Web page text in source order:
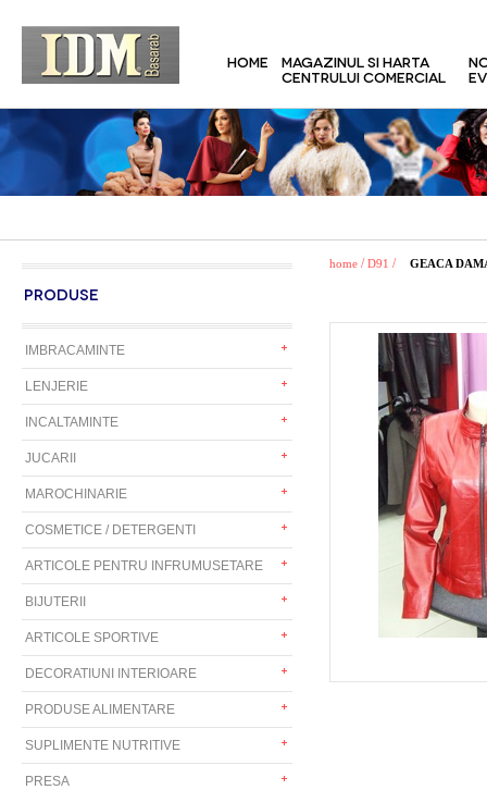
HOME
MAGAZINUL SI HARTA
CENTRULUI COMERCIAL
PRODUSE
IMBRACAMINTE
LENJERIE
INCALTAMINTE
JUCARII
MAROCHINARIE
COSMETICE / DETERGENTI
ARTICOLE PENTRU INFRUMUSETARE
BIJUTERII
ARTICOLE SPORTIVE
DECORATIUNI INTERIOARE
PRODUSE ALIMENTARE
SUPLIMENTE NUTRITIVE
PRESA
home / D91 / GEACA